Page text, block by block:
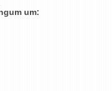
um: